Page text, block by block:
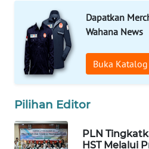
Dapatkan
Wahana News
Buka Katalog
Pilihan Editor
PLN
HST Melalui
SELEB
WAHANA
PERSONA
WAHANA
WAHANA
HEALTH